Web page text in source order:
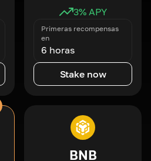
3% APY
Primeras recompensas
en
6 horas
Stake now
BNB